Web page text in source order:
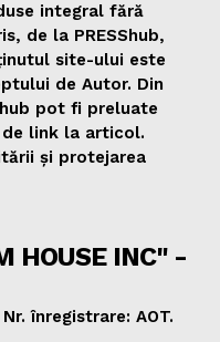
integral fără
de la PRESShub,
site-ului este
de Autor. Din
pot fi preluate
de link la articol.
și protejarea
HOUSE INC" -
înregistrare: AOT.